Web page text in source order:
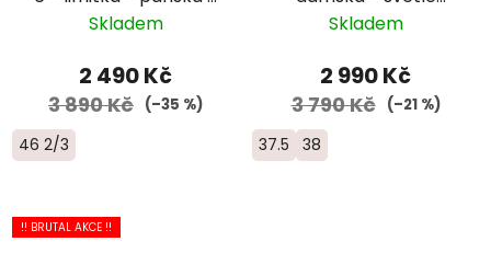
černá/modrá/
Skladem
2 490 Kč
3 890 Kč (–35 %)
46 2/3
modrá
Skladem
2 990 Kč
3 790 Kč (–21 %)
37.5 38
!! BRUTAL AKCE !!